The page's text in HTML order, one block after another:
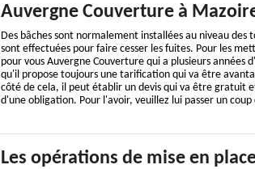
Auvergne Couverture à
Des bâches sont normalement installées au niveau des
sont effectuées pour faire cesser les fuites. Pour les
pour vous Auvergne Couverture qui a plusieurs années
qu'il propose toujours une tarification qui va être
côté de cela, il peut établir un devis qui va être gratuit
d'une obligation. Pour l'avoir, veuillez lui passer un coup
Les opérations de mise en